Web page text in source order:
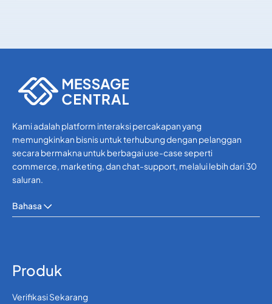
Kami adalah platform interaksi percakapan yang
memungkinkan bisnis untuk terhubung dengan pelanggan
secara bermakna untuk berbagai use-case seperti
commerce, marketing, dan chat-support, melalui lebih dari 30
saluran.
Bahasa
Produk
Verifikasi Sekarang